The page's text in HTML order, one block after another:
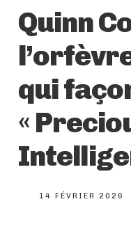
Quinn
qui
«
14 FÉVRIER 2026